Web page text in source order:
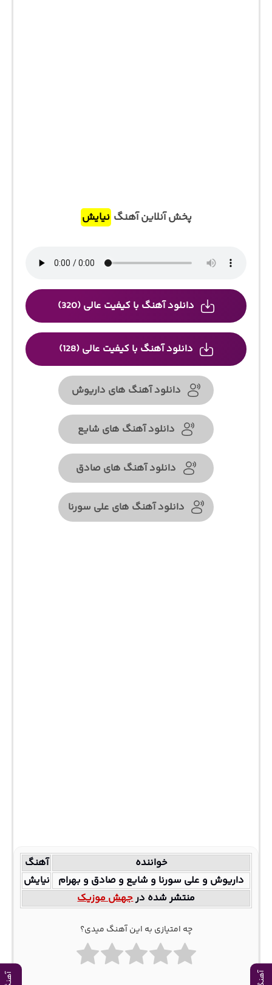
پخش آنلاین آهنگ نیایش
دانلود آهنگ با کیفیت عالی (320)
دانلود آهنگ با کیفیت عالی (128)
دانلود آهنگ های داریوش
دانلود آهنگ های شایع
دانلود آهنگ های صادق
دانلود آهنگ های علی سورنا
خواننده
آهنگ
داریوش و علی سورنا و شایع و صادق و بهرام
نیایش
منتشر شده درجهش موزیک
چه امتیازی به این آهنگ میدی؟